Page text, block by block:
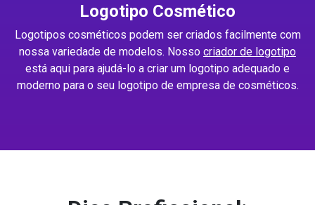
Logotipo Cosmético
Logotipos cosméticos podem ser criados facilmente com
nossa variedade de modelos. Nosso criador de logotipo
está aqui para ajudá-lo a criar um logotipo adequado e
moderno para o seu logotipo de empresa de cosméticos.